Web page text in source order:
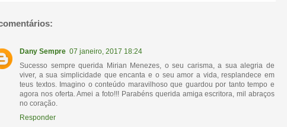
Dany Sempre 07 janeiro, 2017 18:24
Sucesso sempre querida Mirian Menezes, o seu carisma, a sua alegria de
viver, a sua simplicidade que encanta e o seu amor a vida, resplandece em
teus textos. Imagino o conteúdo maravilhoso que guardou por tanto tempo e
agora nos oferta. Amei a foto!!! Parabéns querida amiga escritora, mil abraços
no coração.
Responder